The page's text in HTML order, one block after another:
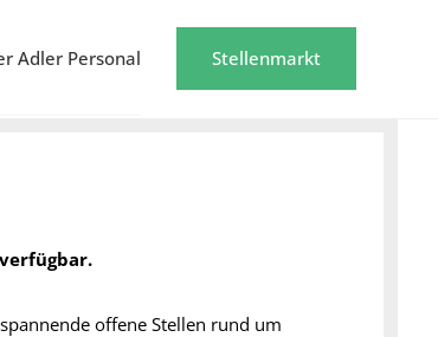
Adler Personal Stellenmarkt
offene Stellen rund um